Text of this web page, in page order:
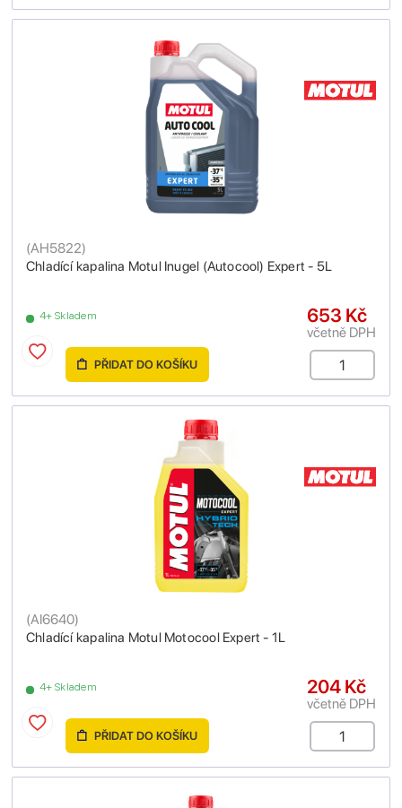
Chladící kapalina Motul Inugel (Autocool) Expert - 5L
(AH5822)
4+ Skladem 653 Kč
včetně DPH
PŘIDAT DO KOŠÍKU
Chladící kapalina Motul Motocool Expert - 1L
(AI6640)
4+ Skladem 204 Kč
včetně DPH
PŘIDAT DO KOŠÍKU